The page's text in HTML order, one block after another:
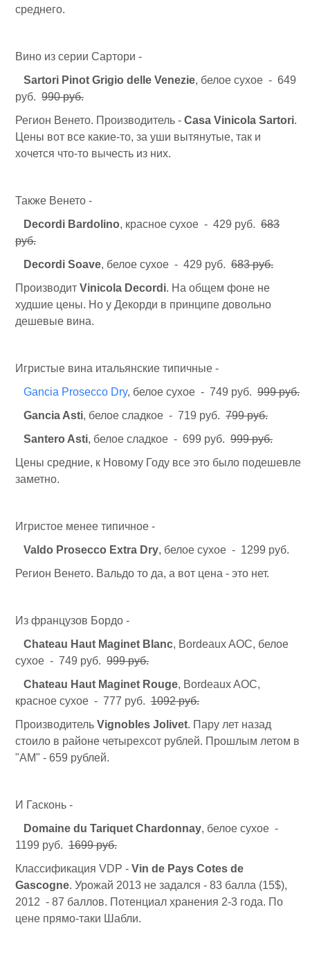
среднего.
Вино из серии Сартори -
Sartori Pinot Grigio delle Venezie, белое сухое - 649
руб. 990 руб.
Регион Венето. Производитель - Casa Vinicola Sartori.
Цены вот все какие-то, за уши вытянутые, так и
хочется что-то вычесть из них.
Также Венето -
Decordi Bardolino, красное сухое - 429 руб. 683
руб.
Decordi Soave, белое сухое - 429 руб. 683 руб.
Производит Vinicola Decordi. На общем фоне не
худшие цены. Но у Декорди в принципе довольно
дешевые вина.
Игристые вина итальянские типичные -
Gancia Prosecco Dry, белое сухое - 749 руб. 999 руб.
Gancia Asti, белое сладкое - 719 руб. 799 руб.
Santero Asti, белое сладкое - 699 руб. 999 руб.
Цены средние, к Новому Году все это было подешевле
заметно.
Игристое менее типичное -
Valdo Prosecco Extra Dry, белое сухое - 1299 руб.
Регион Венето. Вальдо то да, а вот цена - это нет.
Из французов Бордо -
Chateau Haut Maginet Blanc, Bordeaux AOC, белое
сухое - 749 руб. 999 руб.
Chateau Haut Maginet Rouge, Bordeaux AOC,
красное сухое - 777 руб. 1092 руб.
Производитель Vignobles Jolivet. Пару лет назад
стоило в районе четырехсот рублей. Прошлым летом в
"АМ" - 659 рублей.
И Гасконь -
Domaine du Tariquet Chardonnay, белое сухое -
1199 руб. 1699 руб.
Классификация VDP - Vin de Pays Cotes de
Gascogne. Урожай 2013 не задался - 83 балла (15$),
2012 - 87 баллов. Потенциал хранения 2-3 года. По
цене прямо-таки Шабли.